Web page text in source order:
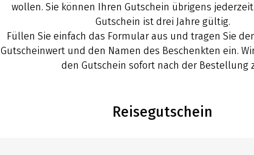
wollen. Sie können Ihren Gutschein übrigens
Gutschein ist drei Jahre gültig.
Füllen Sie einfach das Formular aus und tragen Sie
Gutscheinwert und den Namen des Beschenkten ein.
den Gutschein sofort nach der Bestellung
Reisegutschein